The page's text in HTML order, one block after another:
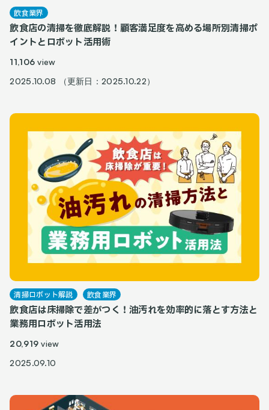
飲食業界
飲食店の清掃を徹底解説！顧客満足度を高める場所別清掃ポ
イントとロボット活用術
11,106view
2025.10.08 （更新日：2025.10.22）
清掃ロボット解説 飲食業界
飲食店は床掃除で差がつく！油汚れを効率的に落とす方法と
業務用ロボット活用法
20,919view
2025.09.10